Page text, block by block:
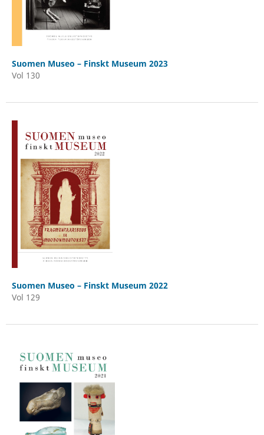
Suomen Museo – Finskt Museum 2023
Vol 130
Suomen Museo – Finskt Museum 2022
Vol 129